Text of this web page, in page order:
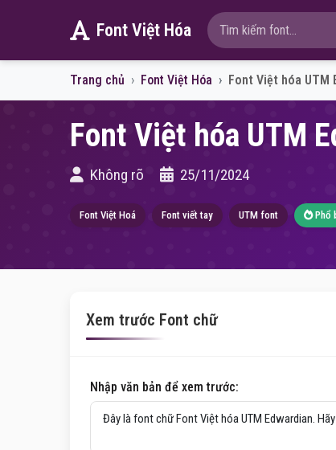
Font Việt Hóa
Trang chủ Font Việt Hóa Font Việt hóa UTM
Font Việt hóa UTM
Không rõ 25/11/2024
Font Việt Hoá Font viết tay UTM font Phổ
Xem trước Font chữ
Nhập văn bản để xem trước: